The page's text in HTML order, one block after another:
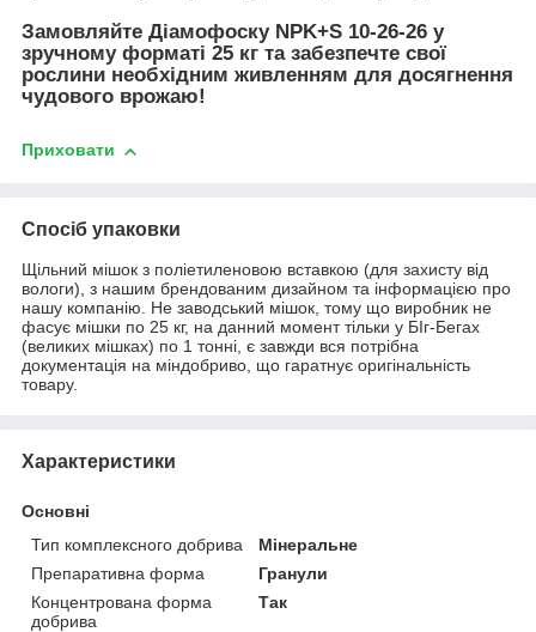
Замовляйте Діамофоску NPK+S 10-26-26 у
зручному форматі 25 кг та забезпечте свої
рослини необхідним живленням для досягнення
чудового врожаю!
Приховати
Спосіб упаковки
Щільний мішок з поліетиленовою вставкою (для захисту від
вологи), з нашим брендованим дизайном та інформацією про
нашу компанію. Не заводський мішок, тому що виробник не
фасує мішки по 25 кг, на данний момент тільки у БІг-Бегах
(великих мішках) по 1 тонні, є завжди вся потрібна
документація на міндобриво, що гаратнує оригінальність
товару.
Характеристики
Основні
Тип комплексного добрива
Мінеральне
Препаративна форма
Гранули
Концентрована форма
добрива
Так